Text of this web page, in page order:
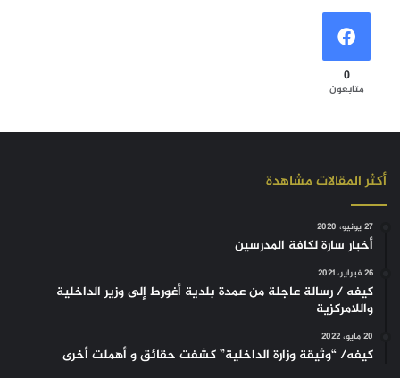
0
متابعون
أكثر المقالات مشاهدة
27 يونيو، 2020
أخبار سارة لكافة المدرسين
26 فبراير، 2021
كيفه / رسالة عاجلة من عمدة بلدية أغورط إلى وزير الداخلية
واللامركزية
20 مايو، 2022
كيفه/ “وثيقة وزارة الداخلية” كشفت حقائق و أهملت أخرى